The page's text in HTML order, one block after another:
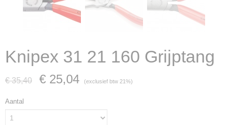
Knipex 31 21 160 Grijptang
€ 35,40 € 25,04 (exclusief btw 21%)
Aantal